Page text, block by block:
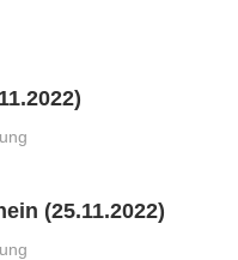
(25.11.2022)